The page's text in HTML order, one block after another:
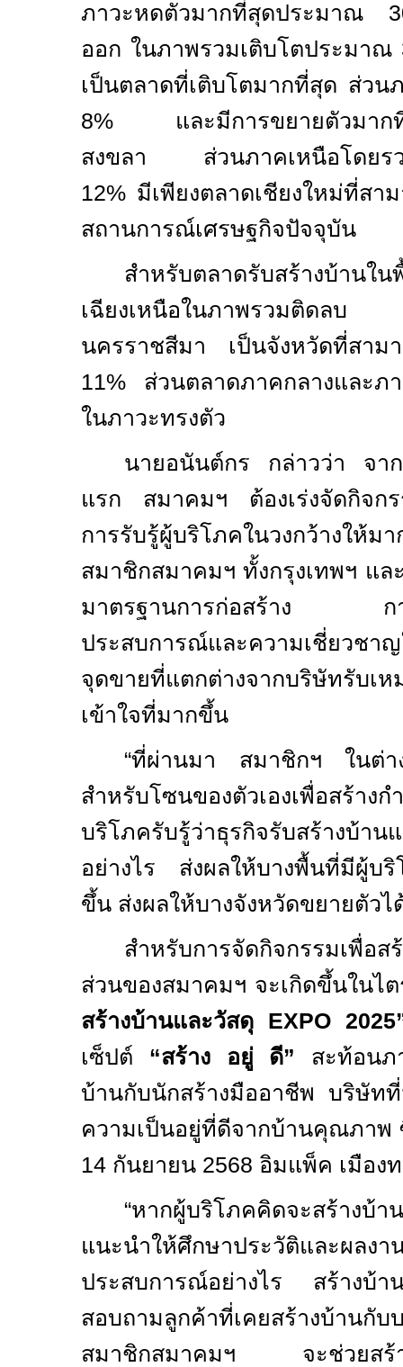
ภาวะหดตัวมากที่สุดประมาณ
ออก ในภาพรวมเติบโตประมาณ
เป็นตลาดที่เติบโตมากที่สุด ส่วน
8% และมีการขยายตัวมาก
สงขลา ส่วนภาคเหนือโดยรว
12% มีเพียงตลาดเชียงใหม่ที่สา
สถานการณ์เศรษฐกิจปัจจุบัน
สำหรับตลาดรับสร้างบ้านใ
เฉียงเหนือในภาพรวมติดล
นครราชสีมา เป็นจังหวัดที่สาม
11% ส่วนตลาดภาคกลางและภ
ในภาวะทรงตัว
นายอนันต์กร กล่าวว่า จา
แรก สมาคมฯ ต้องเร่งจัดกิจกร
การรับรู้ผู้บริโภคในวงกว้างให้ม
สมาชิกสมาคมฯ ​ทั้งกรุงเทพฯ แล
มาตรฐานการก่อสร้าง การ
ประสบการณ์และความเชี่ยวชา
จุดขายที่แตกต่างจากบริษัทรับ
เข้าใจที่มากขึ้น
“ที่ผ่านมา สมาชิกฯ​ ในต่า
สำหรับโซนของตัวเองเพื่อสร้าง
บริโภครับรู้ว่าธุรกิจรับสร้างบ้าน
อย่างไร ส่งผลให้บางพื้นที่มีผู้บริ
ขึ้น ส่งผลให้บางจังหวัดขยายตัว
สำหรับการจัดกิจกรรมเพื่อส
ส่วนของสมาคมฯ จะเกิดขึ้นในไ
สร้างบ้านและวัสดุ EXPO 2025
เซ็ปต์ “สร้าง อยู่ ดี” สะท้อนภ
บ้านกับนักสร้างมืออาชีพ บริษัท
ความเป็นอยู่ที่ดีจากบ้านคุณภาพ
14 กันยายน 2568 อิมแพ็ค เมือง
“หากผู้บริโภคคิดจะสร้าง
แนะนำให้ศึกษาประวัติและผล
ประสบการณ์อย่างไร สร้างบ้
สอบถามลูกค้าที่เคยสร้างบ้านกับ
สมาชิกสมาคมฯ จะช่วยสร้าง